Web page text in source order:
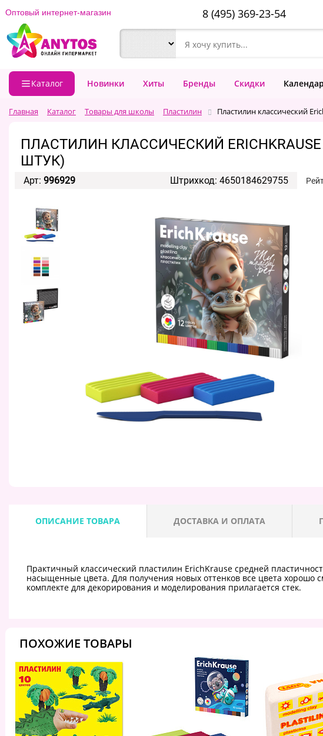
Оптовый интернет-магазин 8 (495) 369-23-54
Каталог Новинки Хиты Бренды Скидки
Главная Каталог Товары для школы Пластилин Пластилин классический
ПЛАСТИЛИН КЛАССИЧЕСКИЙ
ШТУК)
Арт: 996929 Штрихкод: 4650184629755
ОПИСАНИЕ ТОВАРА ДОСТАВКА И ОПЛАТА
Практичный классический пластилин ErichKrause средней
насыщенные цвета. Для получения новых оттенков все цвета хорошо
комплекте для декорирования и моделирования прилагается стек.
ПОХОЖИЕ ТОВАРЫ